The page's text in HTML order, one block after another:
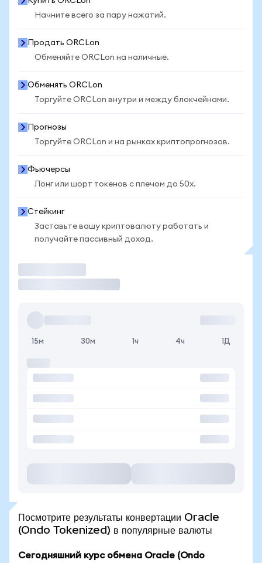
Начните всего за пару нажатий.
Продать ORCLon
Обменяйте ORCLon на наличные.
Обменять ORCLon
Торгуйте ORCLon внутри и между блокчейнами.
Прогнозы
Торгуйте ORCLon и на рынках криптопрогнозов.
Фьючерсы
Лонг или шорт токенов с плечом до 50x.
Стейкинг
Заставьте вашу криптовалюту работать и
получайте пассивный доход.
15м 30м 1ч 4ч 1Д
Посмотрите результаты конвертации Oracle
(Ondo Tokenized) в популярные валюты
Сегодняшний курс обмена Oracle (Ondo